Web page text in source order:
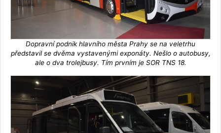
Dopravní podnik hlavního města Prahy se na veletrhu
představil se dvěma vystavenými exponáty. Nešlo o autobusy,
ale o dva trolejbusy. Tím prvním je SOR TNS 18.